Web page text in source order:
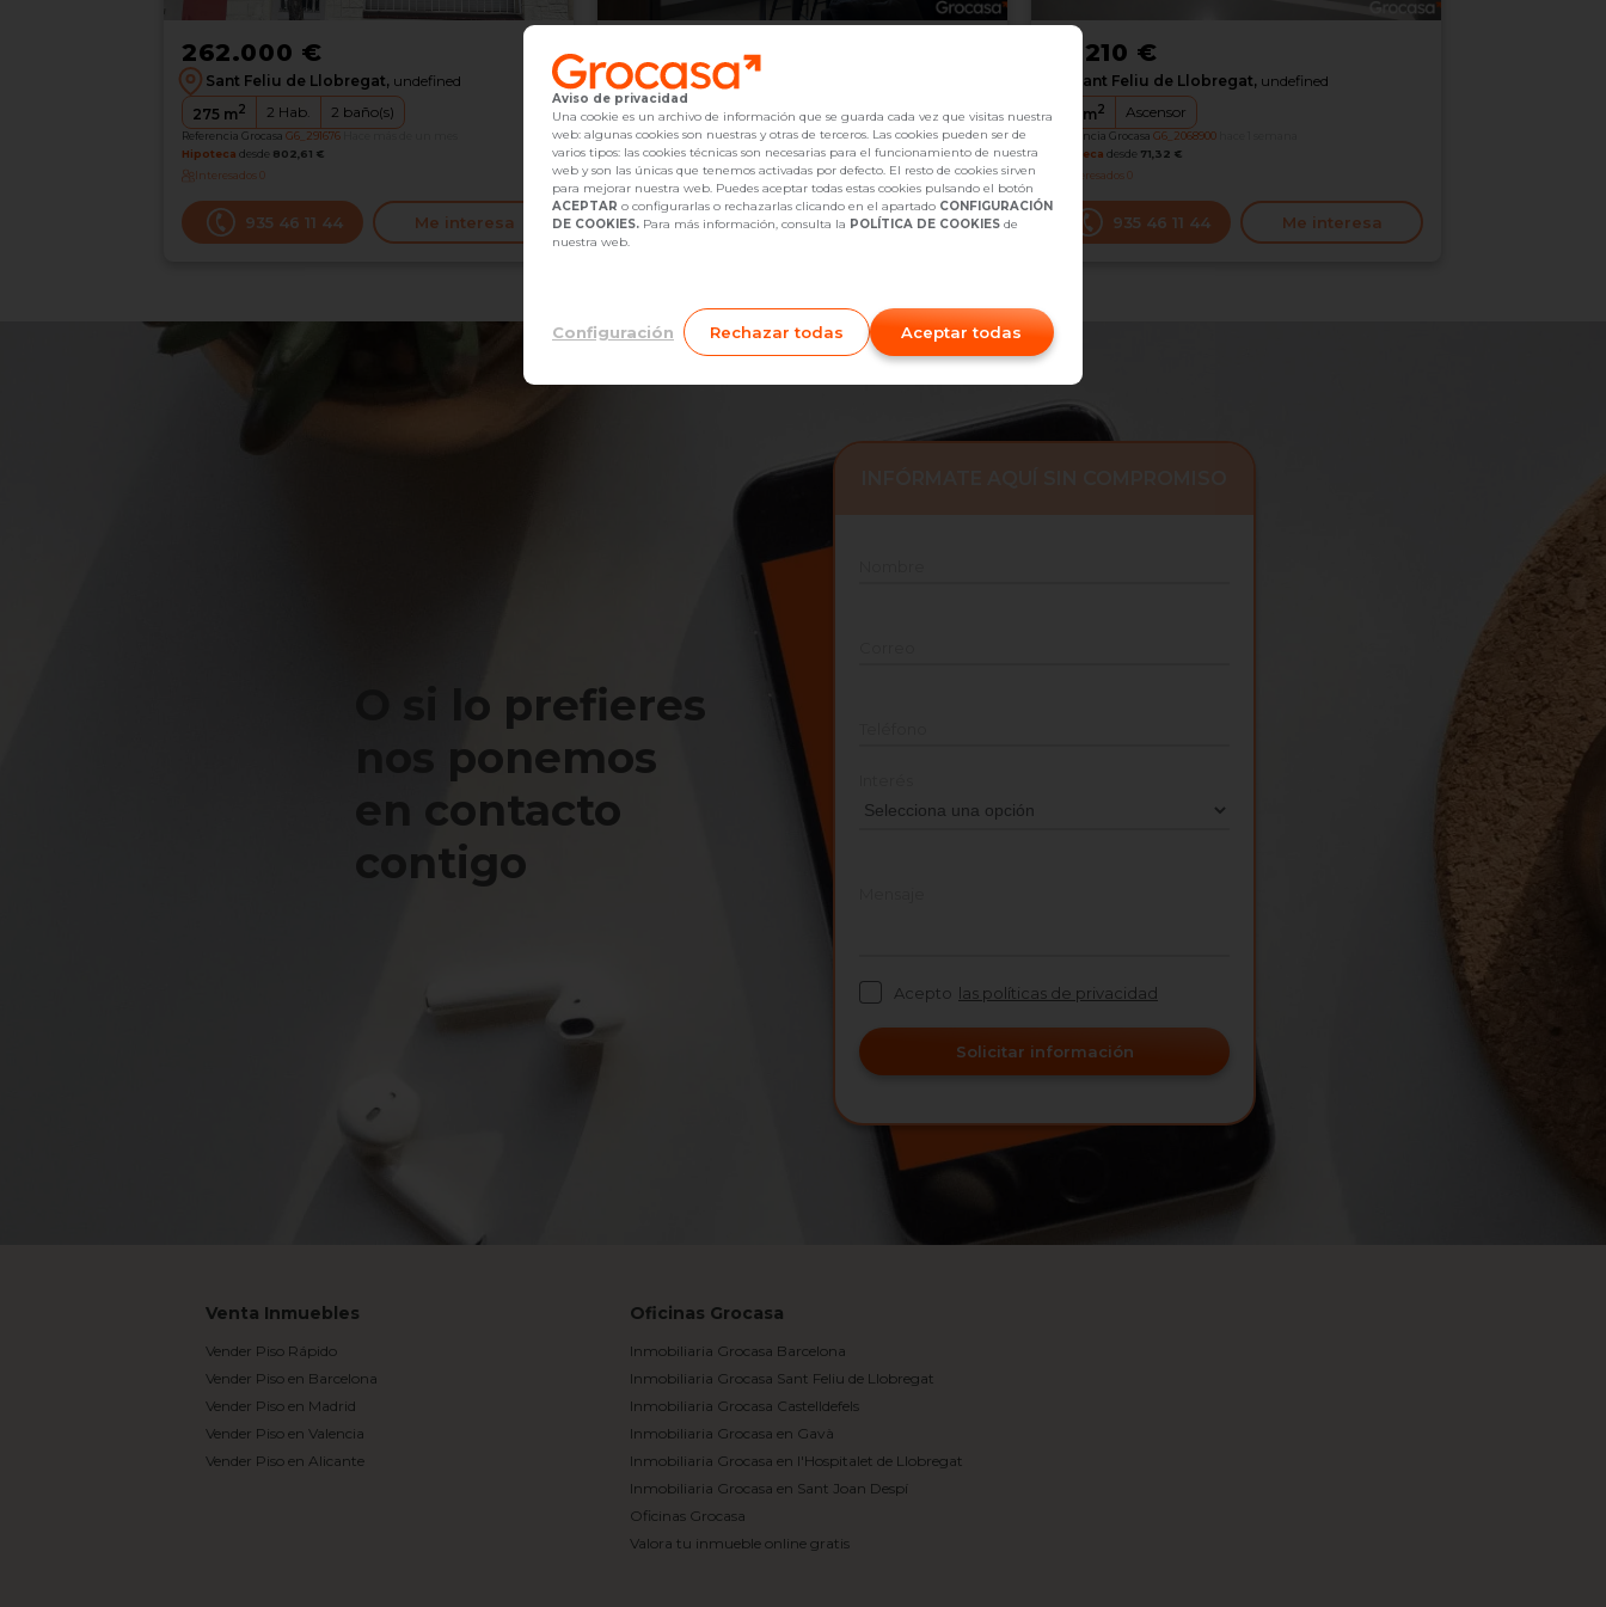
262.000 €
Sant Feliu de Llobregat, undefined
275 m2 2 Hab. 2 baño(s)
Referencia Grocasa G6_291676
Hipoteca desde 802,61 €
Interesados0
935 46 11 44 Me interesa
320.000 €
Sant Feliu de Llobregat,
84m 3Hab. 1baño(s) Ascensor
Referencia GrocasaG6_291931Hace más de un mes
Hipotecadesde978,76 €
Interesados0
935 46 11 44 Me interesa
21.210 €
Sant Feliu de Llobregat, undefined
m2 Ascensor
Referencia Grocasa G6_2068900
Hipoteca desde 71,32 €
Interesados0
935 46 11 44 Me interesa
O si lo prefieres
nos ponemos
en contacto
contigo
Acepto las políticas de privacidad
Solicitar información
Venta Inmuebles
Vender Piso Rápido
Vender Piso en Barcelona
Vender Piso en Madrid
Vender Piso en Valencia
Vender Piso en Alicante
Oficinas Grocasa
Inmobiliaria Grocasa Barcelona
Inmobiliaria Grocasa Sant Feliu de Llobregat
Inmobiliaria Grocasa Castelldefels
Inmobiliaria Grocasa en Gavà
Inmobiliaria Grocasa en l'Hospitalet de Llobregat
Inmobiliaria Grocasa en Sant Joan Despí
Oficinas Grocasa
Valora tu inmueble online gratis
Aviso de privacidad
Una cookie es un archivo de información que se guarda cada vez que visitas nuestra
web: algunas cookies son nuestras y otras de terceros. Las cookies pueden ser de
varios tipos: las cookies técnicas son necesarias para el funcionamiento de nuestra
web y son las únicas que tenemos activadas por defecto. El resto de cookies sirven
para mejorar nuestra web. Puedes aceptar todas estas cookies pulsando el botón
ACEPTAR o configurarlas o rechazarlas clicando en el apartado CONFIGURACIÓN
DE COOKIES. Para más información, consulta la POLÍTICA DE COOKIES de
nuestra web.
Configuración Rechazar todas Aceptar todas